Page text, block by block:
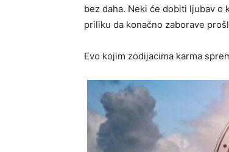
bez daha. Neki će dobiti ljubav
priliku da konačno zaborave
Evo kojim zodijacima karma